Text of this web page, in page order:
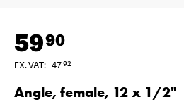
5990
EX. VAT: 4792
Angle, female, 12 x 1/2"